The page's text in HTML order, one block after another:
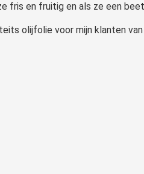
fris en fruitig en als ze een
olijfolie voor mijn klanten van